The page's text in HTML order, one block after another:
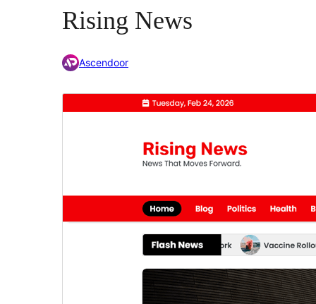
Rising News
Ascendoor